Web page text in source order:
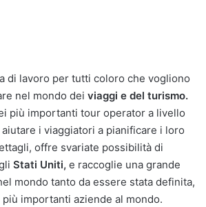
di lavoro per tutti coloro che vogliono
nel mondo dei viaggi e del turismo.
più importanti tour operator a livello
i viaggiatori a pianificare i loro
offre svariate possibilità di
Stati Uniti, e raccoglie una grande
mondo tanto da essere stata definita,
importanti aziende al mondo.